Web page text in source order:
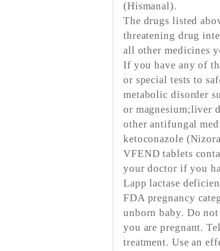
(Hismanal).
The drugs listed
threatening drug
all other medicines
If you have any of
or special tests to
metabolic disorder
or magnesium;liver
other antifungal
ketoconazole
VFEND tablets
your doctor if you
Lapp lactase
FDA pregnancy
unborn baby. Do
you are pregnant.
treatment. Use an